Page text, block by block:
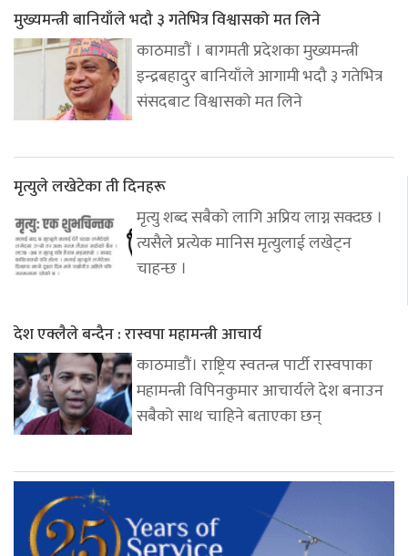
मुख्यमन्त्री बानियाँले भदौ ३ गतेभित्र विश्वासको मत लिने
काठमाडौं । बागमती प्रदेशका मुख्यमन्त्री
इन्द्रबहादुर बानियाँले आगामी भदौ ३ गतेभित्र
संसदबाट विश्वासको मत लिने
मृत्युले लखेटेका ती दिनहरू
मृत्यु शब्द सबैको लागि अप्रिय लाग्न सक्दछ ।
त्यसैले प्रत्येक मानिस मृत्युलाई लखेट्न
चाहन्छ ।
देश एक्लैले बन्दैन : रास्वपा महामन्त्री आचार्य
काठमाडौं। राष्ट्रिय स्वतन्त्र पार्टी रास्वपाका
महामन्त्री विपिनकुमार आचार्यले देश बनाउन
सबैको साथ चाहिने बताएका छन्